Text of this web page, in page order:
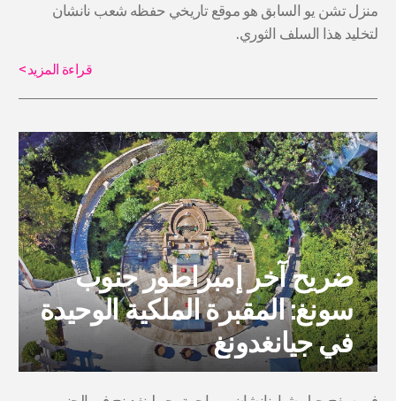
منزل تشن يو السابق هو موقع تاريخي حفظه شعب نانشان
لتخليد هذا السلف الثوري.
قراءة المزيد>
ضريح آخر إمبراطور جنوب
سونغ: المقبرة الملكية الوحيدة
في جيانغدونغ